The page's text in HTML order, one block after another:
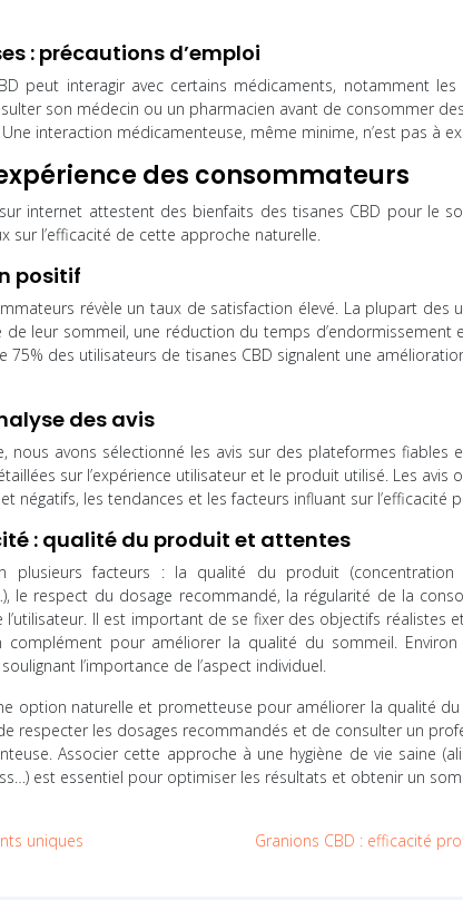
: précautions d’emploi
peut interagir avec certains médicaments, notamment
son médecin ou un pharmacien avant de consommer
interaction médicamenteuse, même minime, n’est pas à
des consommateurs
internet attestent des bienfaits des tisanes CBD pour le
sur l’efficacité de cette approche naturelle.
positif
révèle un taux de satisfaction élevé. La plupart
leur sommeil, une réduction du temps d’endormissement
75% des utilisateurs de tisanes CBD signalent une
des avis
nous avons sélectionné les avis sur des plateformes fiables
sur l’expérience utilisateur et le produit utilisé. Les avis
négatifs, les tendances et les facteurs influant sur l’efficacité
: qualité du produit et attentes
plusieurs facteurs : la qualité du produit (concentration
le respect du dosage recommandé, la régularité de la
Il est important de se fixer des objectifs réalistes
complément pour améliorer la qualité du sommeil.
l’importance de l’aspect individuel.
option naturelle et prometteuse pour améliorer la qualité
respecter les dosages recommandés et de consulter un
Associer cette approche à une hygiène de vie saine
est essentiel pour optimiser les résultats et obtenir un
uniques Granions CBD : efficacité